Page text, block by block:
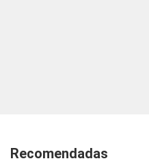
Recomendadas